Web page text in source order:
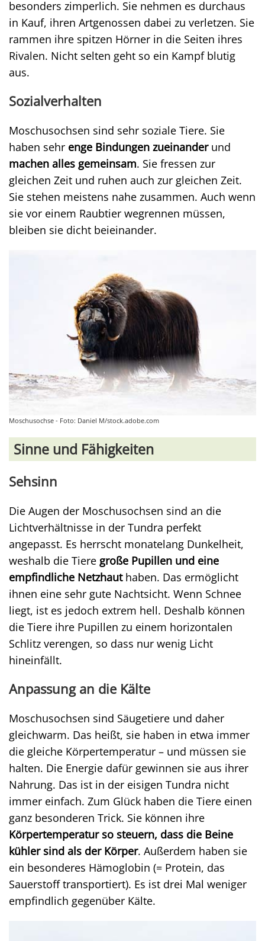
besonders zimperlich. Sie nehmen es durchaus
in Kauf, ihren Artgenossen dabei zu verletzen. Sie
rammen ihre spitzen Hörner in die Seiten ihres
Rivalen. Nicht selten geht so ein Kampf blutig
aus.
Sozialverhalten
Moschusochsen sind sehr soziale Tiere. Sie
haben sehr enge Bindungen zueinanderund
machen alles gemeinsam. Sie fressen zur
gleichen Zeit und ruhen auch zur gleichen Zeit.
Sie stehen meistens nahe zusammen. Auch wenn
sie vor einem Raubtier wegrennen müssen,
bleiben sie dicht beieinander.
Moschusochse - Foto: Daniel M/stock.adobe.com
Sinne und Fähigkeiten
Sehsinn
Die Augen der Moschusochsen sind an die
Lichtverhältnisse in der Tundra perfekt
angepasst. Es herrscht monatelang Dunkelheit,
weshalb die Tiere große Pupillen und eine
empfindliche Netzhauthaben. Das ermöglicht
ihnen eine sehr gute Nachtsicht. Wenn Schnee
liegt, ist es jedoch extrem hell. Deshalb können
die Tiere ihre Pupillen zu einem horizontalen
Schlitz verengen, so dass nur wenig Licht
hineinfällt.
Anpassung an die Kälte
Moschusochsen sind Säugetiere und daher
gleichwarm. Das heißt, sie haben in etwa immer
die gleiche Körpertemperatur – und müssen sie
halten. Die Energie dafür gewinnen sie aus ihrer
Nahrung. Das ist in der eisigen Tundra nicht
immer einfach. Zum Glück haben die Tiere einen
ganz besonderen Trick. Sie können ihre
Körpertemperatur so steuern, dass die Beine
kühler sind als der Körper. Außerdem haben sie
ein besonderes Hämoglobin (= Protein, das
Sauerstoff transportiert). Es ist drei Mal weniger
empfindlich gegenüber Kälte.